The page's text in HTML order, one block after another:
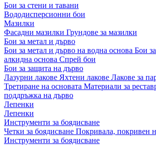
Бои за стени и тавани
Вододисперсионни бои
Мазилки
Фасадни мазилки Грундове за мазилки
Бои за метал и дърво
Бои за метал и дърво на водна основа Бои
алкидна основа Спрей бои
Бои за защита на дърво
Лазурни лакове Яхтени лакове Лакове за
Третиране на основата Материали за
поддръжка на дърво
Лепенки
Лепенки
Инструменти за боядисване
Четки за боядисване Покривала, покривен
Инструменти за боядисване